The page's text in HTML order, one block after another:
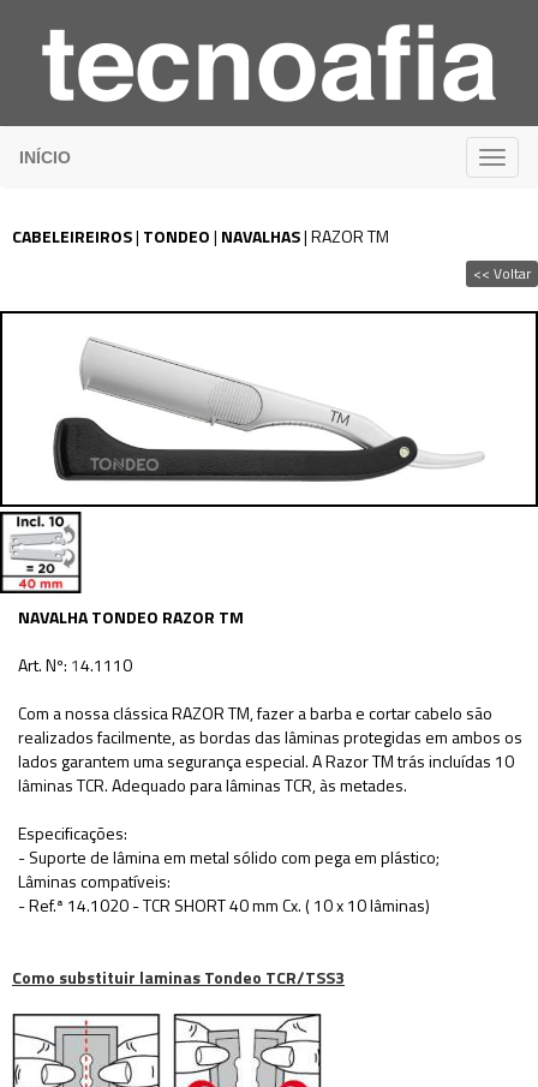
INÍCIO
CABELEIREIROS| TONDEO| NAVALHAS|RAZOR TM
<< Voltar
NAVALHA TONDEO RAZOR TM
Art. Nº: 14.1110
Com a nossa clássica RAZOR TM, fazer a barba e cortar cabelo são
realizados facilmente, as bordas das lâminas protegidas em ambos os
lados garantem uma segurança especial. A Razor TM trás incluídas 10
lâminas TCR. Adequado para lâminas TCR, às metades.
Especificações:
- Suporte de lâmina em metal sólido com pega em plástico;
Lâminas compatíveis:
- Ref.ª 14.1020 - TCR SHORT 40 mm Cx. ( 10 x 10 lâminas)
Como substituir laminas Tondeo TCR/TSS3